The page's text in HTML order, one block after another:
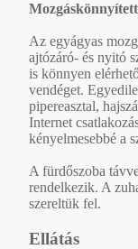
Az egyágyas
ajtózáró- és nyitó
is könnyen
vendéget.
pipereasztal,
Internet
kényelmesebbé a
A fürdőszoba
rendelkezik. A
szereltük fel.
Ellátás